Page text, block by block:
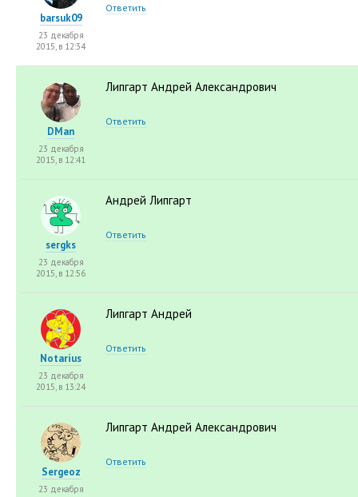
Ответить
barsuk09
23 декабря
2015, в 12:34
Липгарт Андрей Александрович
Ответить
DMan
23 декабря
2015, в 12:41
Андрей Липгарт
Ответить
sergks
23 декабря
2015, в 12:56
Липгарт Андрей
Ответить
Notarius
23 декабря
2015, в 13:24
Липгарт Андрей Александрович
Ответить
Sergeoz
23 декабря